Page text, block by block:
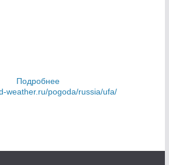
Подробнее
weather.ru/pogoda/russia/ufa/